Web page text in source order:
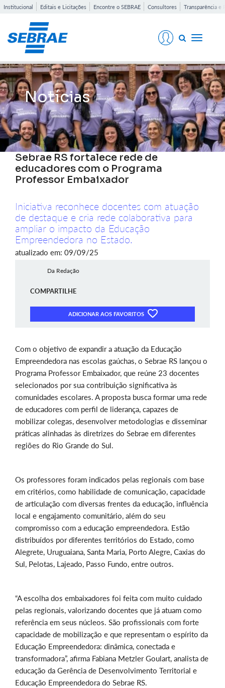
Institucional Editais e Licitações Encontre o SEBRAE Consultores Transparência e
Toggle
Notícias
Sebrae RS fortalece rede de
educadores com o Programa
Professor Embaixador
Iniciativa reconhece docentes com atuação
de destaque e cria rede colaborativa para
ampliar o impacto da Educação
Empreendedora no Estado.
atualizado em: 09/09/25
Da Redação
COMPARTILHE
ADICIONAR AOS FAVORITOS
Com o objetivo de expandir a atuação da Educação
Empreendedora nas escolas gaúchas, o Sebrae RS lançou o
Programa Professor Embaixador, que reúne 23 docentes
selecionados por sua contribuição significativa às
comunidades escolares. A proposta busca formar uma rede
de educadores com perfil de liderança, capazes de
mobilizar colegas, desenvolver metodologias e disseminar
práticas alinhadas às diretrizes do Sebrae em diferentes
regiões do Rio Grande do Sul.
Os professores foram indicados pelas regionais com base
em critérios, como habilidade de comunicação, capacidade
de articulação com diversas frentes da educação, influência
local e engajamento comunitário, além do seu
compromisso com a educação empreendedora. Estão
distribuídos por diferentes territórios do Estado, como
Alegrete, Uruguaiana, Santa Maria, Porto Alegre, Caxias do
Sul, Pelotas, Lajeado, Passo Fundo, entre outros.
“A escolha dos embaixadores foi feita com muito cuidado
pelas regionais, valorizando docentes que já atuam como
referência em seus núcleos. São profissionais com forte
capacidade de mobilização e que representam o espírito da
Educação Empreendedora: dinâmica, conectada e
transformadora”, afirma Fabiana Metzler Goulart, analista de
educação da Gerência de Desenvolvimento Territorial e
Educação Empreendedora do Sebrae RS.